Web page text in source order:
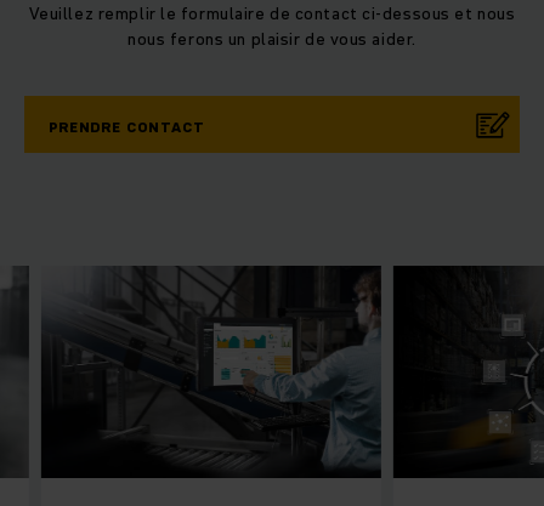
Veuillez remplir le formulaire de contact ci-dessous et nous
nous ferons un plaisir de vous aider.
PRENDRE CONTACT